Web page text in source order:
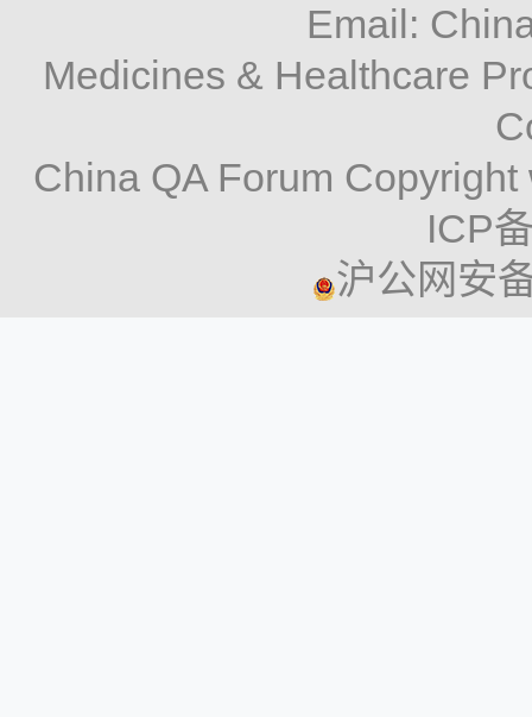
Email:
Medicines & Healthcare
China QA Forum
ICP
沪公网安